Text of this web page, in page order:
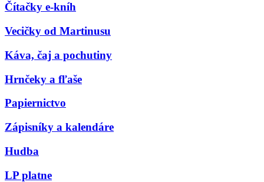
Čítačky e-kníh
Vecičky od Martinusu
Káva, čaj a pochutiny
Hrnčeky a fľaše
Papiernictvo
Zápisníky a kalendáre
Hudba
LP platne